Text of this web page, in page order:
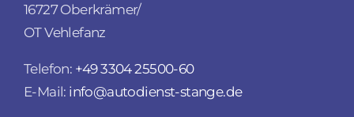
16727 Oberkrämer/
OT Vehlefanz
Telefon: +49 3304 25500-60
E-Mail: info@autodienst-stange.de